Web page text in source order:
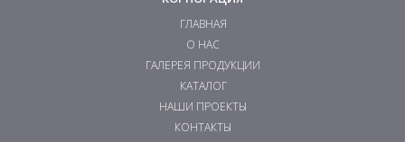
ГЛАВНАЯ
О НАС
ГАЛЕРЕЯ ПРОДУКЦИИ
КАТАЛОГ
НАШИ ПРОЕКТЫ
КОНТАКТЫ